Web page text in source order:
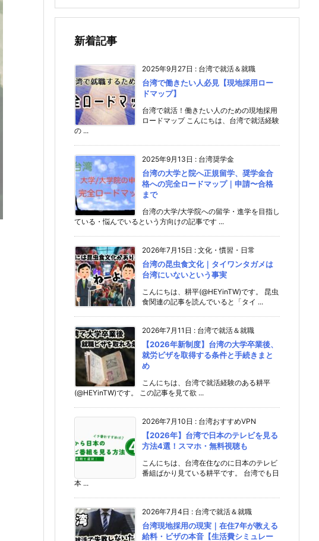
新着記事
2025年9月27日 : 台湾で就活＆就職
台湾で働きたい人必見【現地採用ロー
ドマップ】
台湾で就活！働きたい人のための現地採用
ロードマップ こんにちは、台湾で就活経験
の ...
2025年9月13日 : 台湾奨学金
台湾の大学と院へ正規留学、奨学金合
格への完全ロードマップ｜申請〜合格
まで
台湾の大学/大学院への留学・進学を目指し
ている・悩んでいるという方向けの記事です ...
2026年7月15日 : 文化・慣習・日常
台湾の昆虫食文化｜タイワンタガメは
台湾にいないという事実
こんにちは、耕平(@HEYinTW)です。 昆虫
食関連の記事を読んでいると「タイ ...
2026年7月11日 : 台湾で就活＆就職
【2026年新制度】台湾の大学卒業後、
就労ビザを取得する条件と手続きまと
め
こんにちは、台湾で就活経験のある耕平
(@HEYinTW)です。 この記事を見て欲 ...
2026年7月10日 : 台湾おすすめVPN
【2026年】台湾で日本のテレビを見る
方法4選！スマホ・無料視聴も
こんにちは、台湾在住なのに日本のテレビ
番組ばかり見ている耕平です。 台湾でも日
本 ...
2026年7月4日 : 台湾で就活＆就職
台湾現地採用の現実｜在住7年が教える
給料・ビザの本音【生活費シミュレー